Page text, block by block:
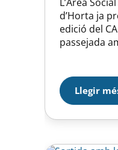
d’Horta ja
edició del
passejada
jornada de
solidaritat al
del
diumenge
Llegir